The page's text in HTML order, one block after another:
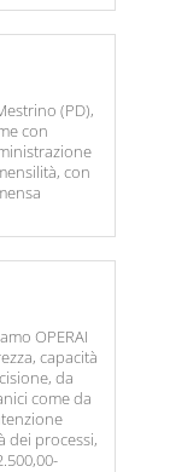
(PD),
con
con
OPERAI
capacità
da
come da
dei processi,